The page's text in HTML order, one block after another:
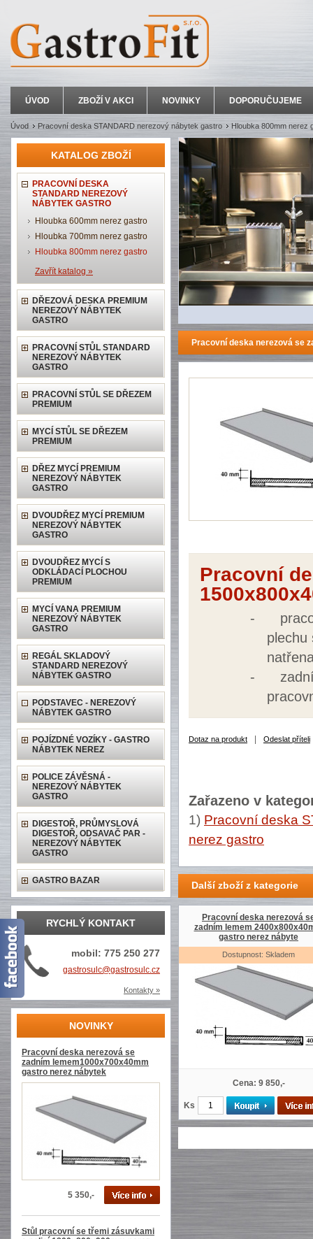
ÚVOD ZBOŽÍ V AKCI NOVINKY DOPORUČUJEME
Úvod Pracovní deska STANDARD nerezový nábytek gastro Hloubka 800mm nerez
KATALOG ZBOŽÍ
PRACOVNÍ DESKA
STANDARD NEREZOVÝ
NÁBYTEK GASTRO
Hloubka 600mm nerez gastro
Hloubka 700mm nerez gastro
Hloubka 800mm nerez gastro
Zavřít katalog »
DŘEZOVÁ DESKA PREMIUM
NEREZOVÝ NÁBYTEK
GASTRO
PRACOVNÍ STŮL STANDARD
NEREZOVÝ NÁBYTEK
GASTRO
PRACOVNÍ STŮL SE DŘEZEM
PREMIUM
MYCÍ STŮL SE DŘEZEM
PREMIUM
DŘEZ MYCÍ PREMIUM
NEREZOVÝ NÁBYTEK
GASTRO
DVOUDŘEZ MYCÍ PREMIUM
NEREZOVÝ NÁBYTEK
GASTRO
DVOUDŘEZ MYCÍ S
ODKLÁDACÍ PLOCHOU
PREMIUM
MYCÍ VANA PREMIUM
NEREZOVÝ NÁBYTEK
GASTRO
REGÁL SKLADOVÝ
STANDARD NEREZOVÝ
NÁBYTEK GASTRO
PODSTAVEC - NEREZOVÝ
NÁBYTEK GASTRO
POJÍZDNÉ VOZÍKY - GASTRO
NÁBYTEK NEREZ
POLICE ZÁVĚSNÁ -
NEREZOVÝ NÁBYTEK
GASTRO
DIGESTOŘ, PRŮMYSLOVÁ
DIGESTOŘ, ODSAVAČ PAR -
NEREZOVÝ NÁBYTEK
GASTRO
GASTRO BAZAR
RYCHLÝ KONTAKT
mobil: 775 250 277
gastrosulc@gastrosulc.cz
Kontakty »
NOVINKY
Pracovní deska nerezová se
zadním lemem1000x700x40mm
gastro nerez nábytek
5 350,-
Stůl pracovní se třemi zásuvkami
Pracovní deska nerezová se
Pracovní
-
plechu
-
Dotaz na produkt Odeslat příteli
Zařazeno v
1) Pracovní deska
nerez gastro
Další zboží z kategorie
Pracovní deska nerezová
zadním lemem
gastro nerez nábyte
Dostupnost: Skladem
Cena: 9 850,-
Ks